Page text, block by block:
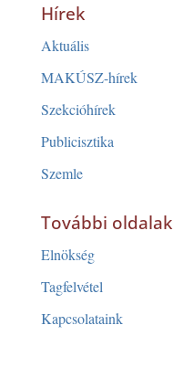
Hírek
Aktuális
MAKÚSZ-hírek
Szekcióhírek
Publicisztika
Szemle
További oldalak
Elnökség
Tagfelvétel
Kapcsolataink